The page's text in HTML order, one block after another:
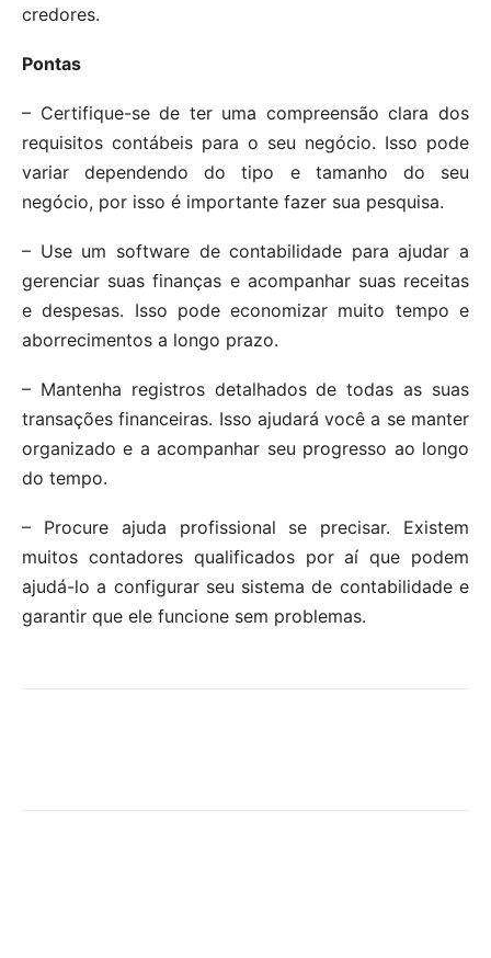
credores.
Pontas
– Certifique-se de ter uma compreensão clara dos
requisitos contábeis para o seu negócio. Isso pode
variar dependendo do tipo e tamanho do seu
negócio, por isso é importante fazer sua pesquisa.
– Use um software de contabilidade para ajudar a
gerenciar suas finanças e acompanhar suas receitas
e despesas. Isso pode economizar muito tempo e
aborrecimentos a longo prazo.
– Mantenha registros detalhados de todas as suas
transações financeiras. Isso ajudará você a se manter
organizado e a acompanhar seu progresso ao longo
do tempo.
– Procure ajuda profissional se precisar. Existem
muitos contadores qualificados por aí que podem
ajudá-lo a configurar seu sistema de contabilidade e
garantir que ele funcione sem problemas.